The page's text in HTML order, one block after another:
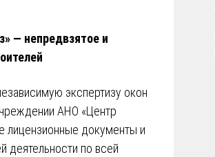
― непредвзятое и
экспертизу окон
АНО «Центр
лицензионные документы и
деятельности по всей